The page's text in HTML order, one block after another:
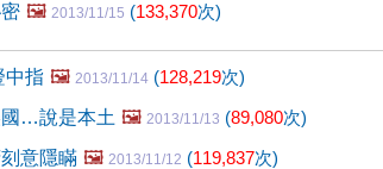
🖼️ 2013/11/15 (133,370次)
中指 🖼️ 2013/11/14 (128,219次)
…說是本土 🖼️ 2013/11/13 (89,080次)
意隱瞞 🖼️ 2013/11/12 (119,837次)